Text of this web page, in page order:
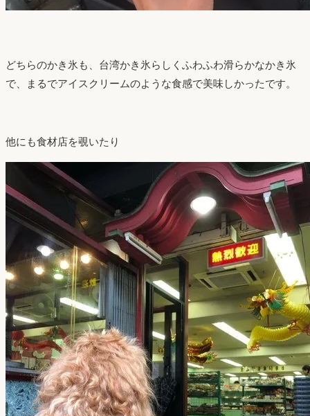
どちらのかき氷も、台湾かき氷らしくふわふわ滑らかなかき氷
で、まるでアイスクリームのような食感で美味しかったです。
他にも食材店を覗いたり